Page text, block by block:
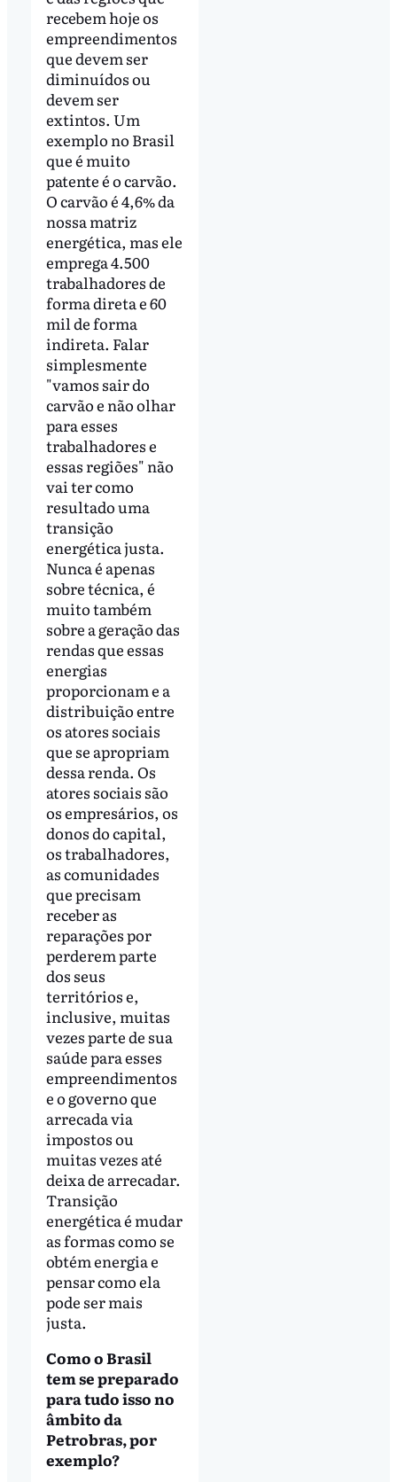
recebem hoje os
empreendimentos
que devem ser
diminuídos ou
devem ser
extintos. Um
exemplo no Brasil
que é muito
patente é o carvão.
O carvão é 4,6% da
nossa matriz
energética, mas ele
emprega 4.500
trabalhadores de
forma direta e 60
mil de forma
indireta. Falar
simplesmente
"vamos sair do
carvão e não olhar
para esses
trabalhadores e
essas regiões" não
vai ter como
resultado uma
transição
energética justa.
Nunca é apenas
sobre técnica, é
muito também
sobre a geração das
rendas que essas
energias
proporcionam e a
distribuição entre
os atores sociais
que se apropriam
dessa renda. Os
atores sociais são
os empresários, os
donos do capital,
os trabalhadores,
as comunidades
que precisam
receber as
reparações por
perderem parte
dos seus
territórios e,
inclusive, muitas
vezes parte de sua
saúde para esses
empreendimentos
e o governo que
arrecada via
impostos ou
muitas vezes até
deixa de arrecadar.
Transição
energética é mudar
as formas como se
obtém energia e
pensar como ela
pode ser mais
justa.
Como o Brasil
tem se preparado
para tudo isso no
âmbito da
Petrobras, por
exemplo?